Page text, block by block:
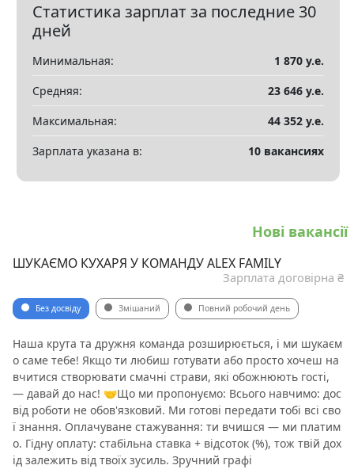
Статистика зарплат за последние 30
дней
Минимальная:
1 870 у.е.
Средняя:
23 646 у.е.
Максимальная:
44 352 у.е.
Зарплата указана в:
10 вакансиях
Нові вакансії
ШУКАЄМО КУХАРЯ У КОМАНДУ ALEX FAMILY️
Зарплата договірна ₴
Без досвіду Змішаний Повний робочий день
Наша крута та дружня команда розширюється, і ми шукаєм
о саме тебе! Якщо ти любиш готувати або просто хочеш на
вчитися створювати смачні страви, які обожнюють гості,
— давай до нас! 🤝Що ми пропонуємо: Всього навчимо: дос
від роботи не обов'язковий. Ми готові передати тобі всі сво
ї знання. Оплачуване стажування: ти вчишся — ми платим
о. Гідну оплату: стабільна ставка + відсоток (%), тож твій дох
ід залежить від твоїх зусиль. Зручний графі